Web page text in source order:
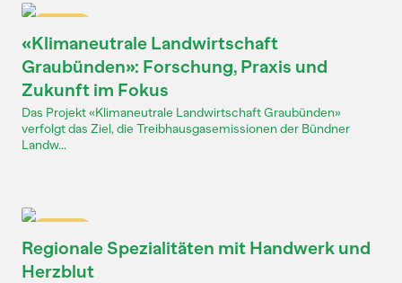
«Klimaneutrale Landwirtschaft
Graubünden»: Forschung, Praxis und
Zukunft im Fokus
Das Projekt «Klimaneutrale Landwirtschaft Graubünden»
verfolgt das Ziel, die Treibhausgasemissionen der Bündner
Landw...
Regionale Spezialitäten mit Handwerk und
Herzblut